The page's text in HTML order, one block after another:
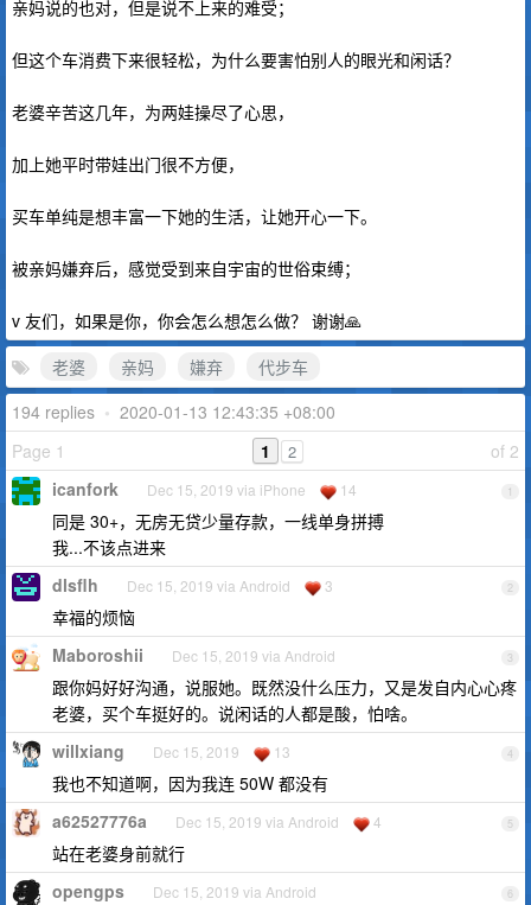
亲妈说的也对，但是说不上来的难受；
但这个车消费下来很轻松，为什么要害怕别人的眼光和闲话？
老婆辛苦这几年，为两娃操尽了心思，
加上她平时带娃出门很不方便，
买车单纯是想丰富一下她的生活，让她开心一下。
被亲妈嫌弃后，感觉受到来自宇宙的世俗束缚；
v 友们，如果是你，你会怎么想怎么做？ 谢谢🙏
老婆
亲妈 嫌弃
代步车
194 replies • 2020-01-13 12:43:35 +08:00
Page 1
of 2
1 2
1
icanfork Dec 15, 2019 via iPhone 14
同是 30+，无房无贷少量存款，一线单身拼搏
我...不该点进来
2
dlsflh Dec 15, 2019 via Android 3
幸福的烦恼
3
Maboroshii Dec 15, 2019 via Android
跟你妈好好沟通，说服她。既然没什么压力，又是发自内心心疼
老婆，买个车挺好的。说闲话的人都是酸，怕啥。
4
willxiang Dec 15, 2019 13
我也不知道啊，因为我连 50W 都没有
5
a62527776a Dec 15, 2019 via Android 4
站在老婆身前就行
6
opengps Dec 15, 2019 via Android